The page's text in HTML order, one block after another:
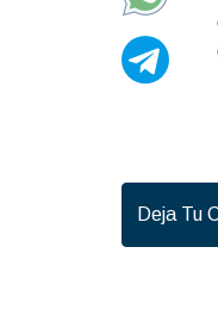
Deja Tu